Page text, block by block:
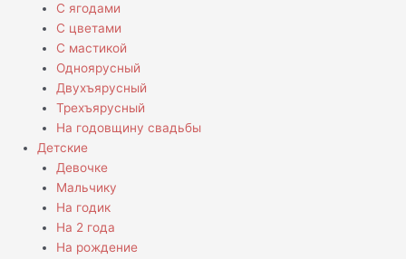
С ягодами
С цветами
С мастикой
Одноярусный
Двухъярусный
Трехъярусный
На годовщину свадьбы
Детские
Девочке
Мальчику
На годик
На 2 года
На рождение